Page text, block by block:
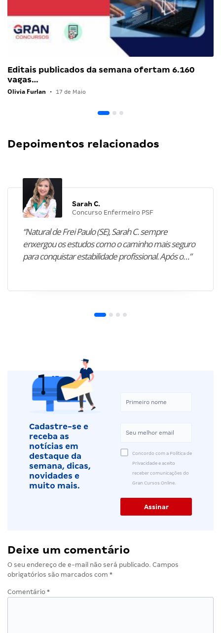
Editais publicados da semana ofertam 6.160
vagas…
Olivia Furlan • 17 de Maio
Depoimentos relacionados
Sarah C.
Concurso Enfermeiro PSF
“Natural de Frei Paulo (SE), Sarah C. sempre
enxergou os estudos como o caminho mais seguro
para conquistar estabilidade profissional. Após o…”
Cadastre-se e
receba as
notícias em
destaque da
semana, dicas,
novidades e
muito mais.
Concordo com a Política de
Privacidade e aceito
receber comunicações do
Gran Cursos Online.
Deixe um comentário
O seu endereço de e-mail não será publicado. Campos
obrigatórios são marcados com *
Comentário *